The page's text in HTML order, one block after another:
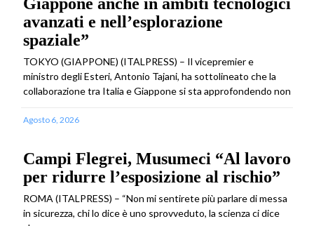
avanzati e nell’esplorazione
spaziale”
TOKYO (GIAPPONE) (ITALPRESS) – Il vicepremier e
ministro degli Esteri, Antonio Tajani, ha sottolineato che la
collaborazione tra Italia e Giappone si sta approfondendo non
Agosto 6, 2026
Campi Flegrei, Musumeci “Al lavoro
per ridurre l’esposizione al rischio”
ROMA (ITALPRESS) – “Non mi sentirete più parlare di messa
in sicurezza, chi lo dice è uno sprovveduto, la scienza ci dice